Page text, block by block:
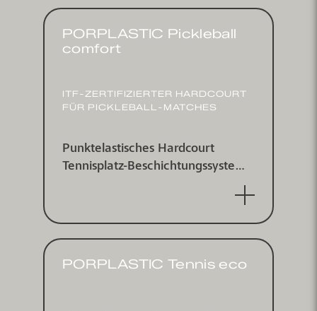
PORPLASTIC Pickleball
comfort
ITF-ZERTI­FIZIERTER HARDCOURT
FÜR PICKLEBALL-MATCHES
Punkt­elastisches Hardcourt
Tennis­platz-Be­schichtungs­system
punktelastisch nach DIN V 18032-
2 und EN 14904, ITF zertifiziert
PORPLASTIC Tennis eco